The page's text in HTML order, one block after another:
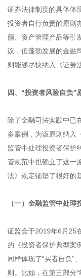
证券法律制度的具体体
投资者自行负责的原则
额、资产管理产品等引
议，但蓬勃发展的金融
则能够尽快纳入《证券
四、“投资者风险自负”
除了金融司法实践中已
多案例，为该原则纳入
监管中处理投资者保护
管规范中也确立了这一
法》规定铺垫了很好的
（一）金融监管中处
证监会于2019年6月25
的《投资者保护典型案
同样体现了“买者自负”
则。比如，在第三部分